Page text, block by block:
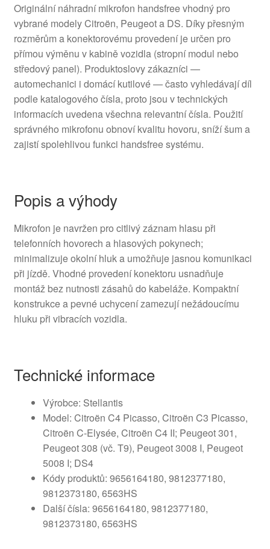
Originální náhradní mikrofon handsfree vhodný pro
vybrané modely Citroën, Peugeot a DS. Díky přesným
rozměrům a konektorovému provedení je určen pro
přímou výměnu v kabině vozidla (stropní modul nebo
středový panel). Produktoslovy zákazníci —
automechanici i domácí kutilové — často vyhledávají díl
podle katalogového čísla, proto jsou v technických
informacích uvedena všechna relevantní čísla. Použití
správného mikrofonu obnoví kvalitu hovoru, sníží šum a
zajistí spolehlivou funkci handsfree systému.
Popis a výhody
Mikrofon je navržen pro citlivý záznam hlasu při
telefonních hovorech a hlasových pokynech;
minimalizuje okolní hluk a umožňuje jasnou komunikaci
při jízdě. Vhodné provedení konektoru usnadňuje
montáž bez nutnosti zásahů do kabeláže. Kompaktní
konstrukce a pevné uchycení zamezují nežádoucímu
hluku při vibracích vozidla.
Technické informace
Výrobce: Stellantis
Model: Citroën C4 Picasso, Citroën C3 Picasso,
Citroën C-Elysée, Citroën C4 II; Peugeot 301,
Peugeot 308 (vč. T9), Peugeot 3008 I, Peugeot
5008 I; DS4
Kódy produktů: 9656164180, 9812377180,
9812373180, 6563HS
Další čísla: 9656164180, 9812377180,
9812373180, 6563HS